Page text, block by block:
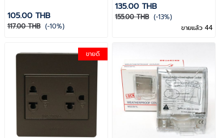
105.00 THB
117.00 THB (-10%)
135.00 THB
155.00 THB (-13%)
ขายแล้ว 44
ขายดี